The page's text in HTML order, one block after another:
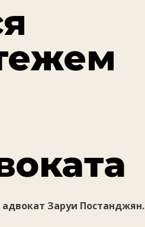
Заруи Постанджян.